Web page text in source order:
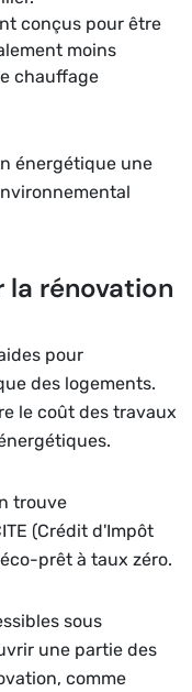
conçus pour être
moins
chauffage
énergétique une
la rénovation
pour
des logements.
le coût des travaux
trouve
(Crédit d'Impôt
prêt à taux zéro.
sous
une partie des
comme